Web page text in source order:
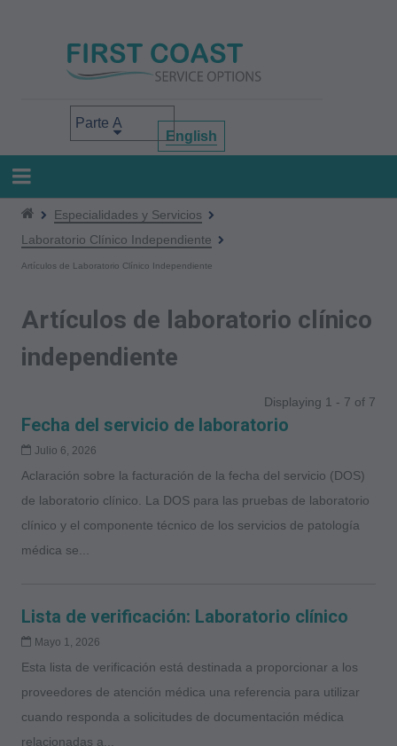
Select your area of interest
English
Especialidades y Servicios
Laboratorio Clínico Independiente
Artículos de Laboratorio Clínico Independiente
Artículos de laboratorio clínico
independiente
Displaying 1 - 7 of 7
Fecha del servicio de laboratorio
Julio 6, 2026
Aclaración sobre la facturación de la fecha del servicio (DOS)
de laboratorio clínico. La DOS para las pruebas de laboratorio
clínico y el componente técnico de los servicios de patología
médica se...
Lista de verificación: Laboratorio clínico
Mayo 1, 2026
Esta lista de verificación está destinada a proporcionar a los
proveedores de atención médica una referencia para utilizar
cuando responda a solicitudes de documentación médica
relacionadas a...